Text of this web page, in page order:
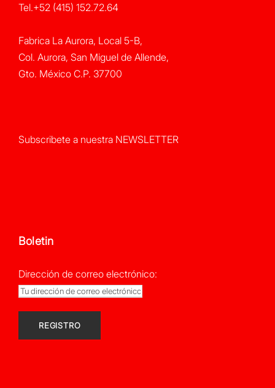
Tel.+52 (415) 152.72.64
Fabrica La Aurora, Local 5-B,
Col. Aurora, San Miguel de Allende,
Gto. México C.P. 37700
Subscribete a nuestra NEWSLETTER
Boletin
Dirección de correo electrónico: